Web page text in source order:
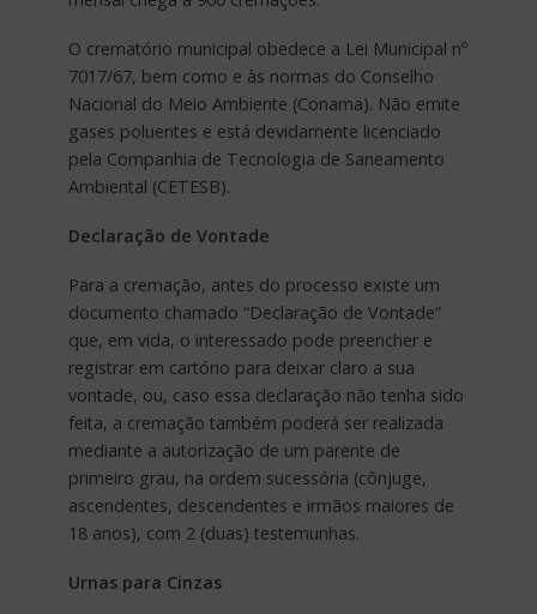
O crematório municipal obedece a Lei Municipal nº
7017/67, bem como e às normas do Conselho
Nacional do Meio Ambiente (Conama). Não emite
gases poluentes e está devidamente licenciado
pela Companhia de Tecnologia de Saneamento
Ambiental (CETESB).
Declaração de Vontade
Para a cremação, antes do processo existe um
documento chamado “Declaração de Vontade”
que, em vida, o interessado pode preencher e
registrar em cartório para deixar claro a sua
vontade, ou, caso essa declaração não tenha sido
feita, a cremação também poderá ser realizada
mediante a autorização de um parente de
primeiro grau, na ordem sucessória (cônjuge,
ascendentes, descendentes e irmãos maiores de
18 anos), com 2 (duas) testemunhas.
Urnas para Cinzas